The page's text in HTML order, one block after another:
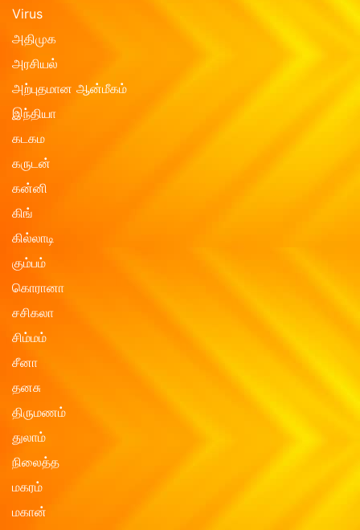
Virus
அதிமுக
அரசியல்
அற்புதமான ஆன்மீகம்
இந்தியா
கடகம
கருடன்
கன்னி
கிங்
கில்லாடி
கும்பம்
கொரானா
சசிகலா
சிம்மம்
சீனா
தனசு
திருமணம்
துலாம்
நிலைத்த
மகரம்
மகான்